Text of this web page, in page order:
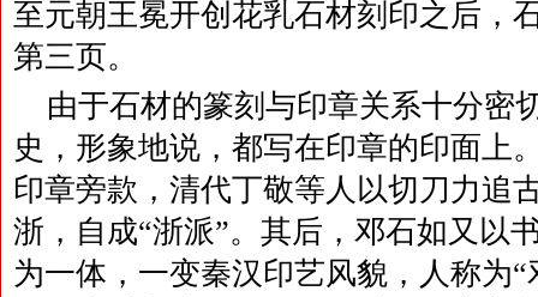
至元朝王冕开创花乳石材刻印之后，
第三页。
由于石材的篆刻与印章关系十分密
史，形象地说，都写在印章的印面上
印章旁款，清代丁敬等人以切刀力追
浙，自成“浙派”。其后，邓石如又以
为一体，一变秦汉印艺风貌，人称为